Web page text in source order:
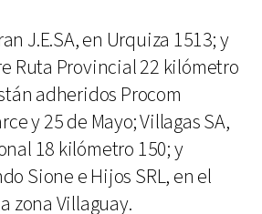
J.E.SA, en Urquiza 1513; y
Ruta Provincial 22 kilómetro
adheridos Procom
y 25 de Mayo; Villagas SA,
18 kilómetro 150; y
Sione e Hijos SRL, en el
zona Villaguay.